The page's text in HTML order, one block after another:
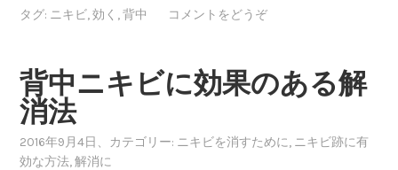
タグ: ニキビ,効く ,背中 コメントをどうぞ
背中ニキビに効果のある解
消法
2016年9月4日 、カテゴリー: ニキビを消すために, ニキビ跡に有
効な方法,解消に